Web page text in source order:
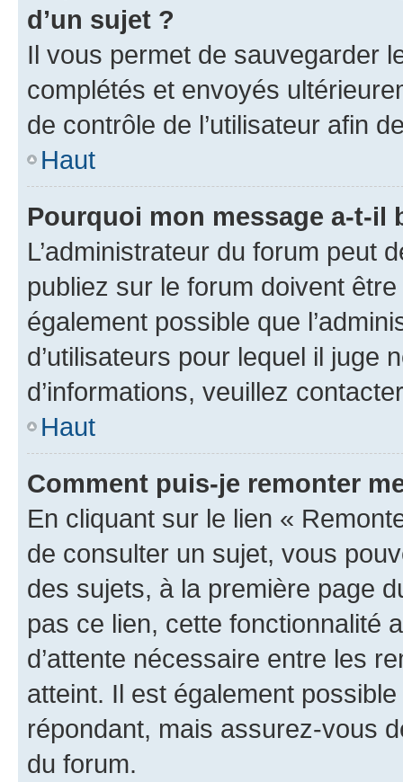
d’un sujet ?
Il vous permet de sauvegarder
complétés et envoyés
de contrôle de l’utilisateur afin
Haut
Pourquoi mon message a-t-il
L’administrateur du forum peut
publiez sur le forum doivent
également possible que
d’utilisateurs pour lequel il juge
d’informations, veuillez
Haut
Comment puis-je remonter
En cliquant sur le lien «
de consulter un sujet, vous
des sujets, à la première page
pas ce lien, cette fonctionnalité
d’attente nécessaire entre les
atteint. Il est également
répondant, mais assurez-vous
du forum.